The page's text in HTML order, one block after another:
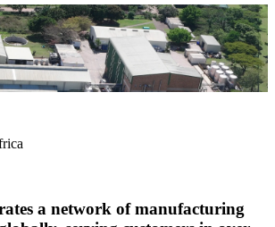
a network of manufacturing